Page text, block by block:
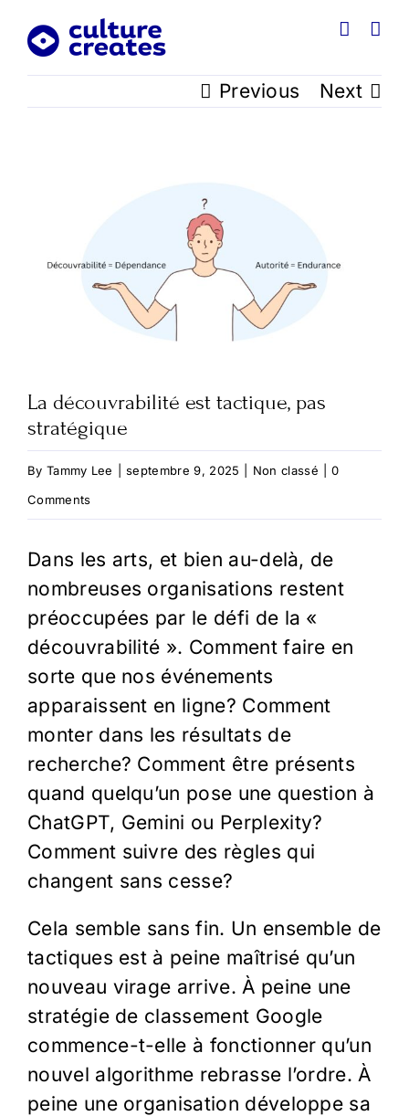
content
Previous
Next
La découvrabilité est tactique, pas
stratégique
By Tammy Lee septembre 9, 2025 Non classé
0
Comments
Dans les arts, et bien au-delà, de
nombreuses organisations restent
préoccupées par le défi de la «
découvrabilité ». Comment faire en
sorte que nos événements
apparaissent en ligne? Comment
monter dans les résultats de
recherche? Comment être présents
quand quelqu’un pose une question à
ChatGPT, Gemini ou Perplexity?
Comment suivre des règles qui
changent sans cesse?
Cela semble sans fin. Un ensemble de
tactiques est à peine maîtrisé qu’un
nouveau virage arrive. À peine une
stratégie de classement Google
commence-t-elle à fonctionner qu’un
nouvel algorithme rebrasse l’ordre. À
peine une organisation développe sa